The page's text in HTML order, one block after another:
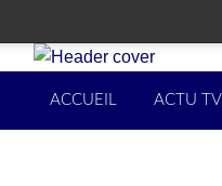
ACCUEIL ACTU TV